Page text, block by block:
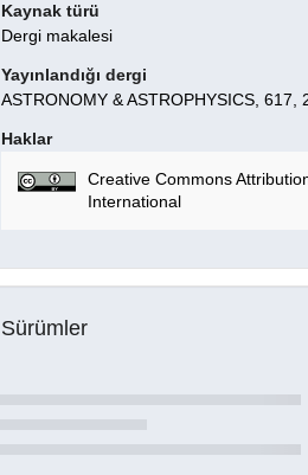
Kaynak türü
Dergi makalesi
Yayınlandığı dergi
ASTRONOMY & ASTROPHYSICS, 617,
Haklar
Creative Commons
International
Sürümler